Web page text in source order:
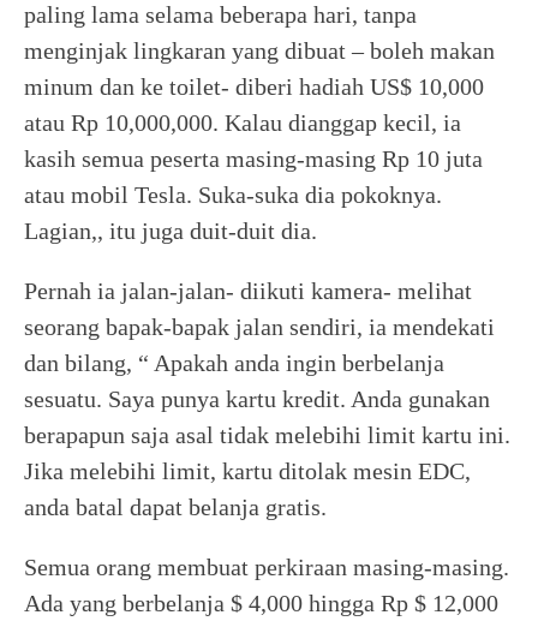
paling lama selama beberapa hari, tanpa
menginjak lingkaran yang dibuat – boleh makan
minum dan ke toilet- diberi hadiah US$ 10,000
atau Rp 10,000,000. Kalau dianggap kecil, ia
kasih semua peserta masing-masing Rp 10 juta
atau mobil Tesla. Suka-suka dia pokoknya.
Lagian,, itu juga duit-duit dia.
Pernah ia jalan-jalan- diikuti kamera- melihat
seorang bapak-bapak jalan sendiri, ia mendekati
dan bilang, “ Apakah anda ingin berbelanja
sesuatu. Saya punya kartu kredit. Anda gunakan
berapapun saja asal tidak melebihi limit kartu ini.
Jika melebihi limit, kartu ditolak mesin EDC,
anda batal dapat belanja gratis.
Semua orang membuat perkiraan masing-masing.
Ada yang berbelanja $ 4,000 hingga Rp $ 12,000